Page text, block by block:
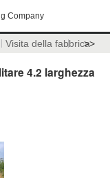
Company
Visita della fabbrica>>
4.2 larghezza